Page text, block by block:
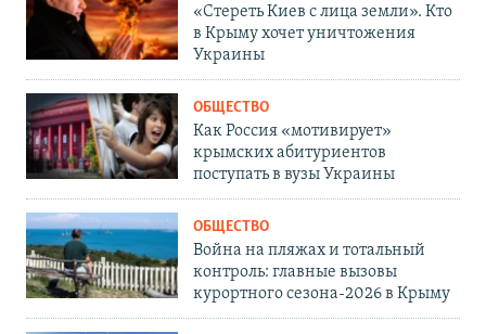
«Стереть Киев с лица земли». Кто
в Крыму хочет уничтожения
Украины
ОБЩЕСТВО
Как Россия «мотивирует»
крымских абитуриентов
поступать в вузы Украины
ОБЩЕСТВО
Война на пляжах и тотальный
контроль: главные вызовы
курортного сезона-2026 в Крыму